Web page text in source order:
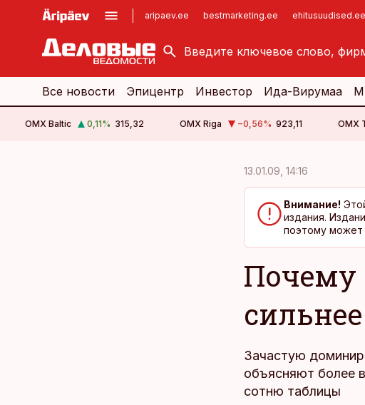
aripaev.ee bestmarketing.ee ehitusuudised.ee
kinnisvarauudised.ee
logistikauudised.ee
imelineajalugu.ee
Все новости Эпицентр Инвестор Ида-Вирумаа
OMX Baltic 0,11% 315,32 OMX Riga −0,56% 923,11 OMX
13.01.09, 14:16
Внимание!
издания.
поэтому может
Зачастую
объясняют более
сотню таблицы